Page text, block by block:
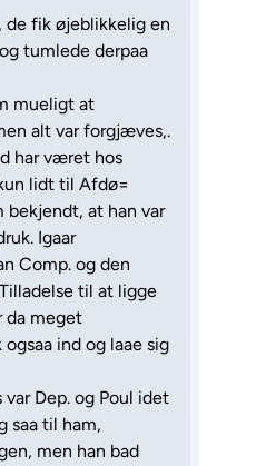
fik øjeblikkelig en
tumlede derpaa
mueligt at
alt var forgjæves,.
har været hos
lidt til Afdø=
bekjendt, at han var
Igaar
Comp. og den
til at ligge
da meget
ind og laae sig
Dep. og Poul idet
saa til ham,
men han bad